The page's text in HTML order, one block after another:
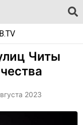
Читы
2023